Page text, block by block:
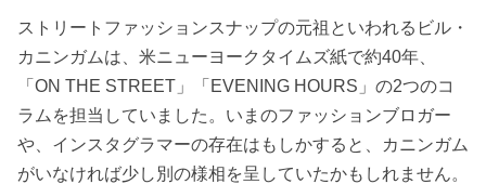
ストリートファッションスナップの元祖といわれるビル・
カニンガムは、米ニューヨークタイムズ紙で約40年、
「ON THE STREET」「EVENING HOURS」の2つのコ
ラムを担当していました。いまのファッションブロガー
や、インスタグラマーの存在はもしかすると、カニンガム
がいなければ少し別の様相を呈していたかもしれません。